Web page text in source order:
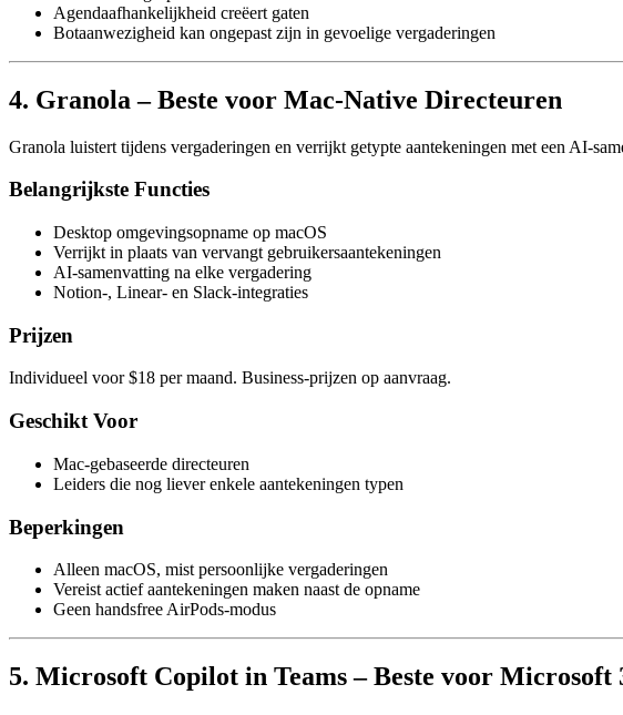
Agendaafhankelijkheid creëert gaten
Botaanwezigheid kan ongepast zijn in gevoelige vergaderingen
4. Granola – Beste voor Mac-Native Directeuren
Granola luistert tijdens vergaderingen en verrijkt getypte aantekeningen met een AI-
Belangrijkste Functies
Desktop omgevingsopname op macOS
Verrijkt in plaats van vervangt gebruikersaantekeningen
AI-samenvatting na elke vergadering
Notion-, Linear- en Slack-integraties
Prijzen
Individueel voor $18 per maand. Business-prijzen op aanvraag.
Geschikt Voor
Mac-gebaseerde directeuren
Leiders die nog liever enkele aantekeningen typen
Beperkingen
Alleen macOS, mist persoonlijke vergaderingen
Vereist actief aantekeningen maken naast de opname
Geen handsfree AirPods-modus
5. Microsoft Copilot in Teams – Beste voor Microsoft